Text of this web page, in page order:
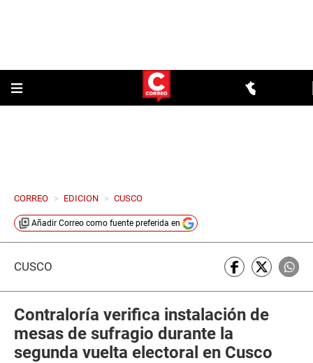
CORREO > EDICION > CUSCO
Añadir Correo como fuente preferida en
CUSCO
Contraloría verifica instalación de
mesas de sufragio durante la
segunda vuelta electoral en Cusco